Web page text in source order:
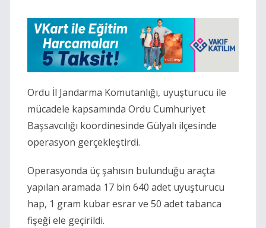
Ordu İl Jandarma Komutanlığı, uyuşturucu ile
mücadele kapsamında Ordu Cumhuriyet
Başsavcılığı koordinesinde Gülyalı ilçesinde
operasyon gerçekleştirdi.
Operasyonda üç şahısın bulunduğu araçta
yapılan aramada 17 bin 640 adet uyuşturucu
hap, 1 gram kubar esrar ve 50 adet tabanca
fişeği ele geçirildi.